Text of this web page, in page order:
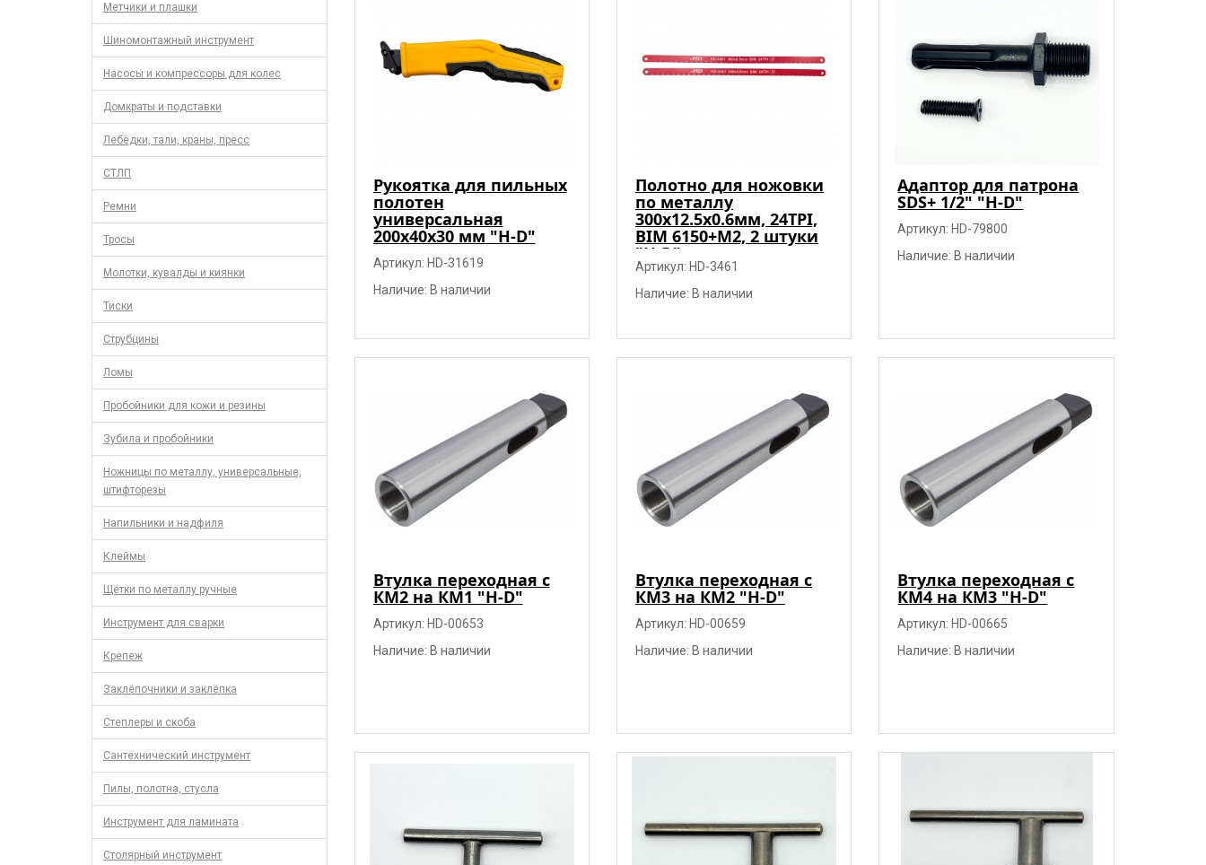
Метчики и плашки
Шиномонтажный инструмент
Насосы и компрессоры для колес
Домкраты и подставки
Лебёдки, тали, краны, пресс
СТЛП
Ремни
Тросы
Молотки, кувалды и киянки
Тиски
Струбцины
Ломы
Пробойники для кожи и резины
Зубила и пробойники
Ножницы по металлу, универсальные,
штифторезы
Напильники и надфиля
Клеймы
Щётки по металлу ручные
Инструмент для сварки
Крепеж
Заклёпочники и заклёпка
Степлеры и скоба
Сантехнический инструмент
Пилы, полотна, стусла
Инструмент для ламината
Столярный инструмент
Рукоятка для пильных
полотен
универсальная
200х40х30 мм "H-D"
Артикул: HD-31619
Наличие: В наличии
Полотно для ножовки
по металлу
300х12.5х0.6мм, 24TPI,
BIM 6150+M2, 2 штуки
"H-D"
Артикул: HD-3461
Наличие: В наличии
Адаптор для патрона
SDS+ 1/2" "H-D"
Артикул: HD-79800
Наличие: В наличии
Втулка переходная с
КМ2 на КМ1 "H-D"
Артикул: HD-00653
Наличие: В наличии
Втулка переходная с
КМ3 на КМ2 "H-D"
Артикул: HD-00659
Наличие: В наличии
Втулка переходная с
КМ4 на КМ3 "H-D"
Артикул: HD-00665
Наличие: В наличии